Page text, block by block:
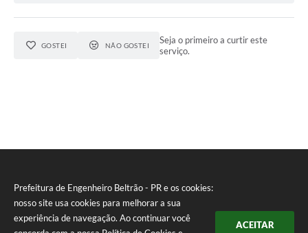
Prefeitura de Engenheiro Beltrão - PR e os cookies:
nosso site usa cookies para melhorar a sua
experiência de navegação. Ao continuar você
ACEITAR
GOSTEI NÃO GOSTEI
Seja o primeiro a curtir este
serviço.